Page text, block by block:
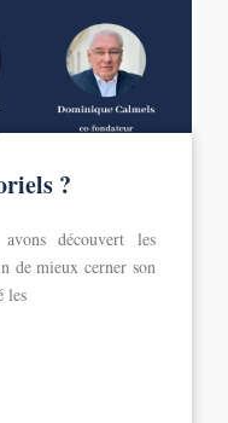
?
découvert les
de mieux cerner son
les